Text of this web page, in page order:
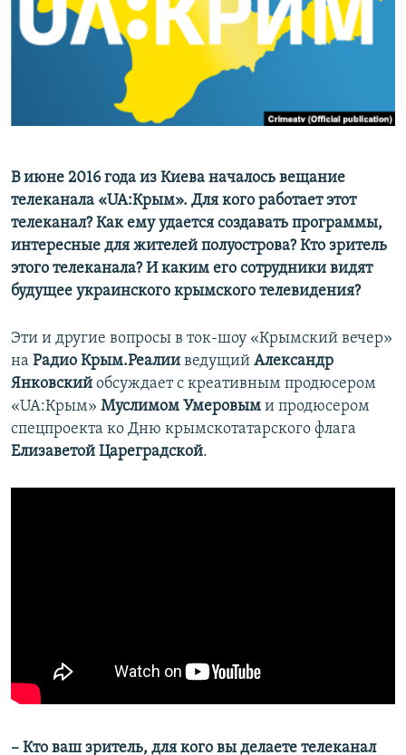
ПОБЕДИТЕЛЕЙ НЕ СУДЯТ?
КРЫМ.НЕПОКОРЕННЫЙ
УКРАИНСКАЯ ПРОБЛЕМА КРЫМА
ПРИСОЕДИНЯЙТЕСЬ!
В июне 2016 года из Киева началось вещание
телеканала «UA:Крым». Для кого работает этот
телеканал? Как ему удается создавать программы,
интересные для жителей полуострова? Кто зритель
этого телеканала? И каким его сотрудники видят
будущее украинского крымского телевидения?
Эти и другие вопросы в ток-шоу «Крымский вечер»
на Радио Крым.Реалии ведущий Александр
Янковский обсуждает с креативным продюсером
«UA:Крым» Муслимом Умеровым и продюсером
спецпроекта ко Дню крымскотатарского флага
Елизаветой Цареградской.
– Кто ваш зритель, для кого вы делаете телеканал